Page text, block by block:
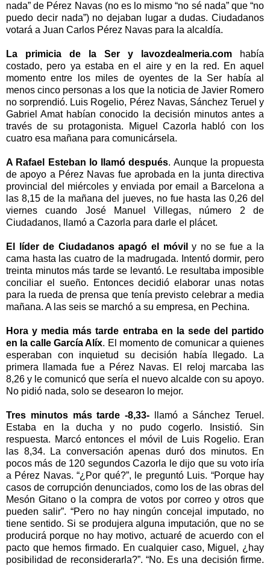
nada” de Pérez Navas (no es lo mismo “no sé nada” que “no
puedo decir nada”) no dejaban lugar a dudas. Ciudadanos
votará a Juan Carlos Pérez Navas para la alcaldía.
La primicia de la Ser y lavozdealmeria.com había
costado, pero ya estaba en el aire y en la red. En aquel
momento entre los miles de oyentes de
la Ser había al
menos cinco personas a los que la noticia de Javier Romero
no sorprendió. Luis Rogelio, Pérez Navas, Sánchez Teruel y
Gabriel Amat habían conocido la decisión minutos antes a
través de su protagonista. Miguel Cazorla habló con los
cuatro esa mañana para comunicársela.
A Rafael Esteban lo llamó después. Aunque la propuesta
de apoyo a Pérez Navas fue aprobada en la junta directiva
provincial del miércoles y enviada por email a Barcelona a
las 8,15 de la mañana del jueves, no fue hasta las 0,26 del
viernes cuando José Manuel Villegas, número 2 de
Ciudadanos, llamó a Cazorla para darle el plácet.
El líder de Ciudadanos apagó el móvil y no se fue a la
cama hasta las cuatro de la madrugada. Intentó dormir, pero
treinta minutos más tarde se levantó. Le resultaba imposible
conciliar el sueño. Entonces decidió elaborar unas notas
para la rueda de prensa que tenía previsto celebrar a media
mañana. A las seis se marchó a su empresa, en Pechina.
Hora y media más tarde entraba en la sede del partido
en la calle García Alíx. El momento de comunicar a quienes
esperaban con inquietud su decisión había llegado. La
primera llamada fue a Pérez Navas. El reloj marcaba las
8,26 y le comunicó que sería el nuevo alcalde con su apoyo.
No pidió nada, solo se desearon lo mejor.
Tres minutos más tarde -8,33- llamó a Sánchez Teruel.
Estaba en la ducha y no pudo cogerlo. Insistió. Sin
respuesta. Marcó entonces el móvil de Luis Rogelio. Eran
las 8,34. La conversación apenas duró dos minutos. En
pocos más de 120 segundos Cazorla le dijo que su voto iría
a Pérez Navas. “¿Por qué?”, le preguntó Luis. “Porque hay
casos de corrupción denunciados, como los de las obras del
Mesón Gitano o la compra de votos por correo y otros que
pueden salir”. “Pero no hay ningún concejal imputado, no
tiene sentido. Si se produjera alguna imputación, que no se
producirá porque no hay motivo, actuaré de acuerdo con el
pacto que hemos firmado. En cualquier caso, Miguel, ¿hay
posibilidad de reconsiderarla?”. “No. Es una decisión firme.